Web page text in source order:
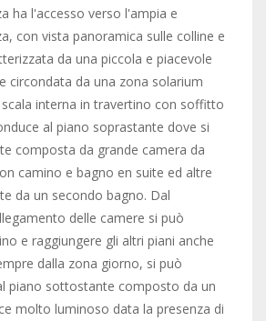
ha l'accesso verso l'ampia e
con vista panoramica sulle colline e
da una piccola e piacevole
circondata da una zona solarium
interna in travertino con soffitto
al piano soprastante dove si
composta da grande camera da
camino e bagno en suite ed altre
da un secondo bagno. Dal
delle camere si può
e raggiungere gli altri piani anche
dalla zona giorno, si può
piano sottostante composto da un
molto luminoso data la presenza di